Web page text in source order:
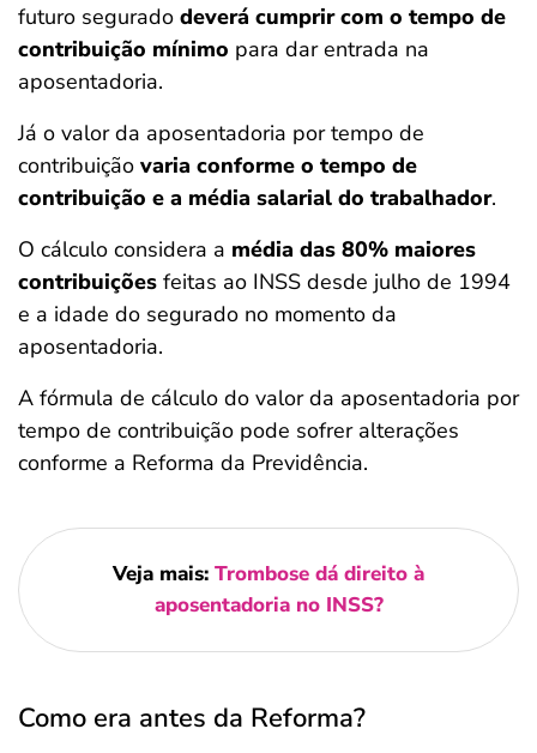
futuro segurado deverá cumprir com o tempo de
contribuição mínimo para dar entrada na
aposentadoria.
Já o valor da aposentadoria por tempo de
contribuição varia conforme o tempo de
contribuição e a média salarial do trabalhador.
O cálculo considera a média das 80% maiores
contribuições feitas ao INSS desde julho de 1994
e a idade do segurado no momento da
aposentadoria.
A fórmula de cálculo do valor da aposentadoria por
tempo de contribuição pode sofrer alterações
conforme a Reforma da Previdência.
Veja mais: Trombose dá direito à
aposentadoria no INSS?
Como era antes da Reforma?